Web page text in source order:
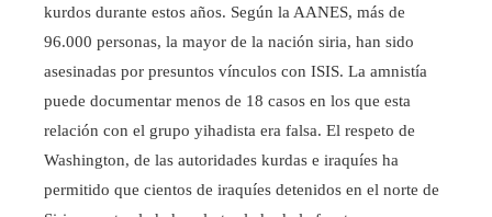
kurdos durante estos años. Según la AANES, más de
96.000 personas, la mayor de la nación siria, han sido
asesinadas por presuntos vínculos con ISIS. La amnistía
puede documentar menos de 18 casos en los que esta
relación con el grupo yihadista era falsa. El respeto de
Washington, de las autoridades kurdas e iraquíes ha
permitido que cientos de iraquíes detenidos en el norte de